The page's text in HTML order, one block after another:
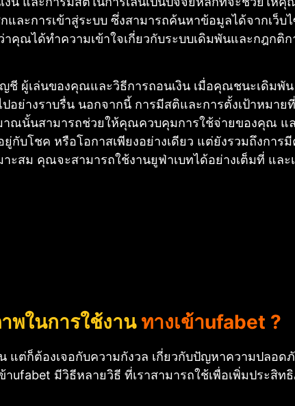
ละการเข้าสู่ระบบ ซึ่งสามารถค้นหาข้อมูลได้จากเว็บ
ณได้ทำความเข้าใจเกี่ยวกับระบบเดิมพันและกฎกติก
ผู้เล่นของคุณและวิธีการถอนเงิน เมื่อคุณชนะเดิมพัน
ย่างราบรื่น นอกจากนี้ การมีสติและการตั้งเป้าหมาย
าณนั้นสามารถช่วยให้คุณควบคุมการใช้จ่ายของคุณ แ
บโชค หรือโอกาสเพียงอย่างเดียว แต่ยังรวมถึงการ
ะสม คุณจะสามารถใช้งานยูฟ่าเบทได้อย่างเต็มที่ และ
พในการใช้งาน ทางเข้าufabet ?
แต่ก็ต้องเจอกับความกังวล เกี่ยวกับปัญหาความปลอด
ufabet มีวิธีหลายวิธี ที่เราสามารถใช้เพื่อเพิ่มประสิท